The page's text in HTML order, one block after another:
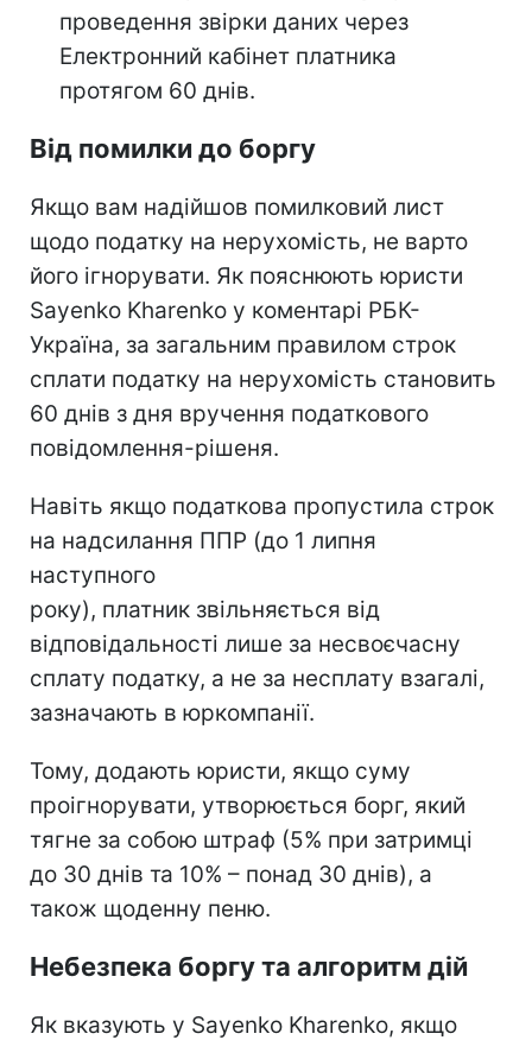
проведення звірки даних через
Електронний кабінет платника
протягом 60 днів.
Від помилки до боргу
Якщо вам надійшов помилковий лист
щодо податку на нерухомість, не варто
його ігнорувати. Як пояснюють юристи
Sayenko Kharenko у коментарі РБК-
Україна, за загальним правилом строк
сплати податку на нерухомість становить
60 днів з дня вручення податкового
повідомлення-рішеня.
Навіть якщо податкова пропустила строк
на надсилання ППР (до 1 липня
наступного
року), платник звільняється від
відповідальності лише за несвоєчасну
сплату податку, а не за несплату взагалі,
зазначають в юркомпанії.
Тому, додають юристи, якщо суму
проігнорувати, утворюється борг, який
тягне за собою штраф (5% при затримці
до 30 днів та 10% – понад 30 днів), а
також щоденну пеню.
Небезпека боргу та алгоритм дій
Як вказують у Sayenko Kharenko, якщо